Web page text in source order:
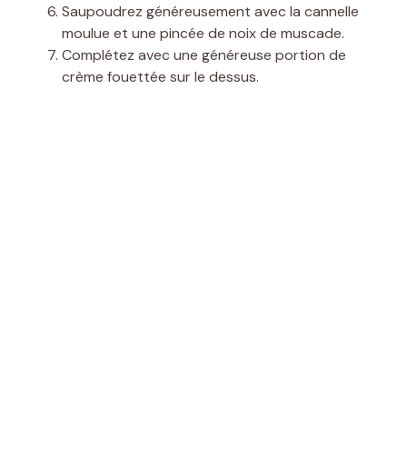
Saupoudrez généreusement avec la cannelle
moulue et une pincée de noix de muscade.
Complétez avec une généreuse portion de
crème fouettée sur le dessus.